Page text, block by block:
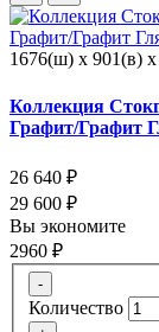
1676(ш) x 901(в) x
Коллекция
Графит/Графит
26 640 ₽
29 600 ₽
Вы экономите
2960 ₽
-
Количество